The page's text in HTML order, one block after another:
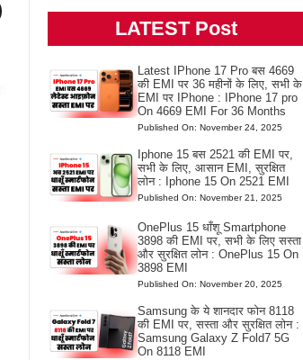
LATEST Post
Latest IPhone 17 Pro बस 4669
की EMI पर 36 महीनों के लिए, सभी के
EMI पर IPhone : IPhone 17 pro
On 4669 EMI For 36 Months
Published On: November 24, 2025
Iphone 15 बस 2521 की EMI पर,
सभी के लिए, आसान EMI, सुरक्षित
लोन : Iphone 15 On 2521 EMI
Published On: November 21, 2025
OnePlus 15 धाँशू Smartphone
3898 की EMI पर, सभी के लिए सस्ता
और सुरक्षित लोन : OnePlus 15 On
3898 EMI
Published On: November 20, 2025
Samsung के ये शानदार फोन 8118
की EMI पर, सस्ता और सुरक्षित लोन :
Samsung Galaxy Z Fold7 5G
On 8118 EMI